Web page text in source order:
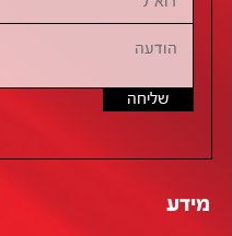
שליחה
מידע